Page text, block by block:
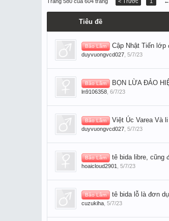
Tiêu đề
Bảo Lâm Cập Nhật Tiến lớp
duyvuongvcd027 5/7/23
Bảo Lâm BỌN LỪA ĐẢO
ln9106358 6/7/23
Bảo Lâm Việt Úc Varea Và
duyvuongvcd027 5/7/23
Bảo Lâm tê bida libre, cũng
hoaicloud2901 5/7/23
Bảo Lâm tê bida lỗ là đơn
cuzukiha 5/7/23